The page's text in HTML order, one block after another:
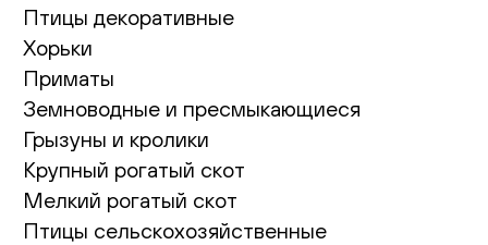
Птицы декоративные
Хорьки
Приматы
Земноводные и пресмыкающиеся
Грызуны и кролики
Крупный рогатый скот
Мелкий рогатый скот
Птицы сельскохозяйственные